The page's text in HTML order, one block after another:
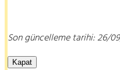
Son güncelleme tarihi: 26/
Kapat